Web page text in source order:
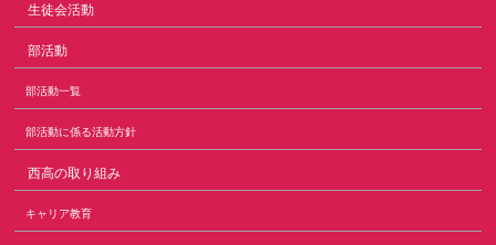
生徒会活動
部活動
部活動一覧
部活動に係る活動方針
西高の取り組み
キャリア教育